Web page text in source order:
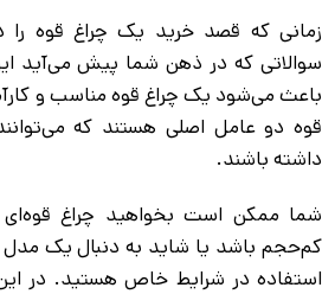
زمانی که قصد خرید یک چراغ قوه را
سوالاتی که در ذهن شما پیش می‌آید
باعث می‌شود یک چراغ قوه مناسب و
قوه دو عامل اصلی هستند که می‌توانند
داشته باشند.
شما ممکن است بخواهید چراغ
کم‌حجم باشد یا شاید به دنبال یک مدل
استفاده در شرایط خاص هستید. در